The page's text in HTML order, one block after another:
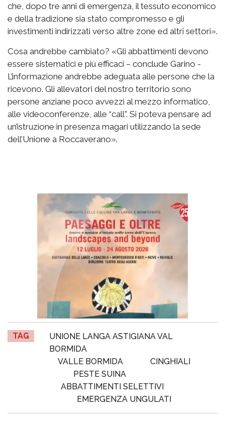
che, dopo tre anni di emergenza, il tessuto economico
e della tradizione sia stato compromesso e gli
investimenti indirizzati verso altre zone ed altri settori».
Cosa andrebbe cambiato? «Gli abbattimenti devono
essere sistematici e più efficaci – conclude Garino -
L’informazione andrebbe adeguata alle persone che la
ricevono. Gli allevatori del nostro territorio sono
persone anziane poco avvezzi al mezzo informatico,
alle videoconferenze, alle “call”. Si poteva pensare ad
un’istruzione in presenza magari utilizzando la sede
dell’Unione a Roccaverano».
TAG
UNIONE LANGA ASTIGIANA VAL
BORMIDA
VALLE BORMIDA
CINGHIALI
PESTE SUINA
ABBATTIMENTI SELETTIVI
EMERGENZA UNGULATI